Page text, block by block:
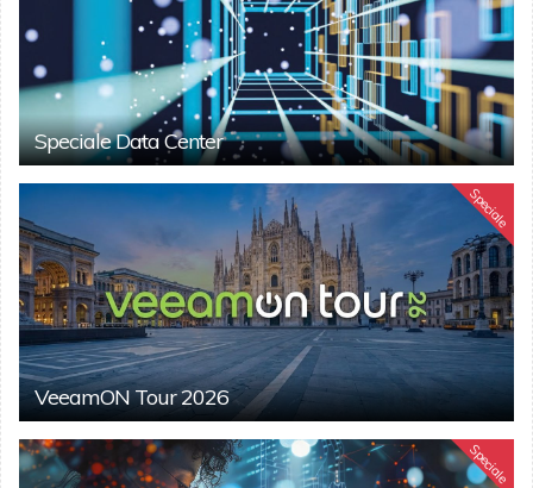
Speciale Data Center
Speciale
VeeamON Tour 2026
Speciale